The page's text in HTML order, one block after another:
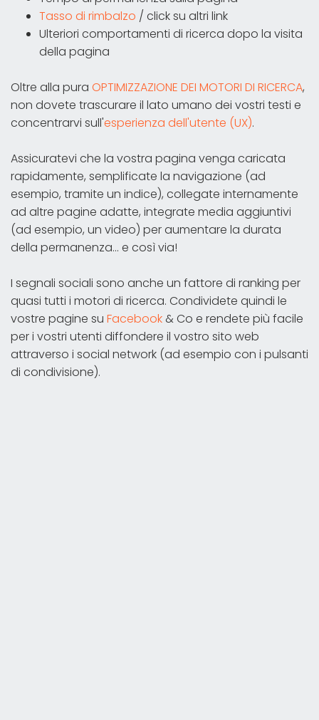
Tasso di rimbalzo / click su altri link
Ulteriori comportamenti di ricerca dopo la visita
della pagina
Oltre alla pura OPTIMIZZAZIONE DEI MOTORI DI RICERCA,
non dovete trascurare il lato umano dei vostri testi e
concentrarvi sull'esperienza dell'utente (UX).
Assicuratevi che la vostra pagina venga caricata
rapidamente, semplificate la navigazione (ad
esempio, tramite un indice), collegate internamente
ad altre pagine adatte, integrate media aggiuntivi
(ad esempio, un video) per aumentare la durata
della permanenza... e così via!
I segnali sociali sono anche un fattore di ranking per
quasi tutti i motori di ricerca. Condividete quindi le
vostre pagine su Facebook & Co e rendete più facile
per i vostri utenti diffondere il vostro sito web
attraverso i social network (ad esempio con i pulsanti
di condivisione).